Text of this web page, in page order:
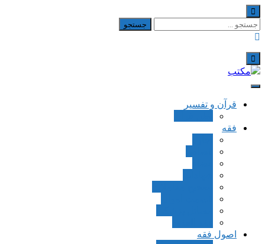
Skip
to
content
جستجو
برای:
قرآن و تفسیر
فقه
اصول فقه